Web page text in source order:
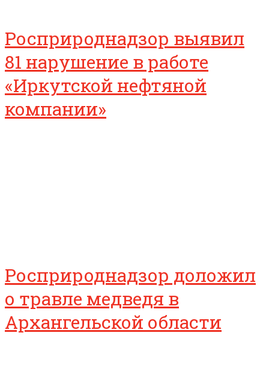
Росприроднадзор выявил
81 нарушение в работе
«Иркутской нефтяной
компании»
Росприроднадзор доложил
о травле медведя в
Архангельской области